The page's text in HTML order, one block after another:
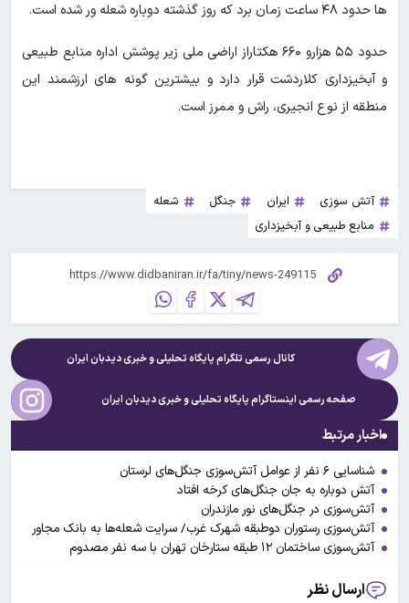
ها حدود ۴۸ ساعت زمان برد که روز گذشته دوباره شعله ور شده است.
حدود ۵۵ هزارو ۶۶۰ هکتاراز اراضی ملی زیر پوشش اداره منابع طبیعی
و آبخیزداری کلاردشت قرار دارد و بیشترین گونه های ارزشمند این
منطقه از نوع انجیری، راش و ممرز است.
آتش سوزی ایران جنگل
شعله
منابع طبیعی و آبخیزداری
کانال رسمی تلگرام پایگاه تحلیلی و خبریدیدبان ایران
صفحه رسمی اینستاگرام پایگاه تحلیلی و خبریدیدبان ایران
اخبار مرتبط
شناسایی ۶ نفر از عوامل آتش‌سوزی جنگل‌های لرستان
آتش دوباره به جان جنگل‌های کرخه افتاد
آتش‌سوزی در جنگل‌های نور مازندران
آتش‌سوزی رستوران دوطبقه شهرک غرب/ سرایت شعله‌ها به بانک مجاور
آتش‌سوزی ساختمان ۱۲ طبقه ستارخان تهران با سه نفر مصدوم
ارسال نظر